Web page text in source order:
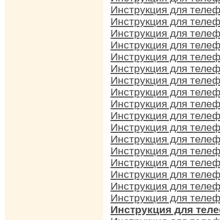
Инструкция для
Инструкция для
Инструкция для
Инструкция для
Инструкция для
Инструкция для
Инструкция для
Инструкция для
Инструкция для
Инструкция для
Инструкция для
Инструкция для
Инструкция для
Инструкция для
Инструкция для
Инструкция для
Инструкция для
Инструкция для